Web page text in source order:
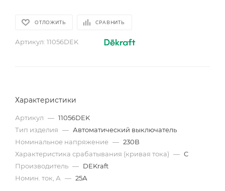
ОТЛОЖИТЬ СРАВНИТЬ
Артикул: 11056DEK
Характеристики
Артикул — 11056DEK
Тип изделия — Автоматический выключатель
Номинальное напряжение — 230В
Характеристика срабатывания (кривая тока) — C
Производитель — DEKraft
Номин. ток, А — 25А